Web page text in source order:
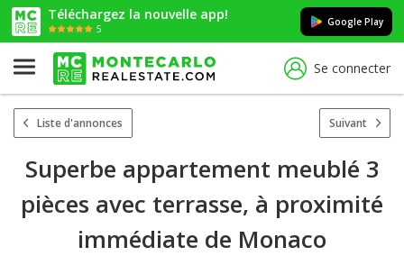
Téléchargez la nouvelle app!
5
Google Play
Se connecter
Liste d'annonces Suivant
Superbe appartement meublé 3
pièces avec terrasse, à proximité
immédiate de Monaco